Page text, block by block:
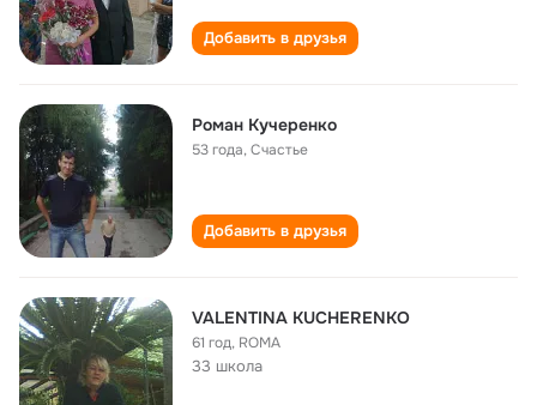
Добавить в друзья
Роман Кучеренко
53 года,Счастье
Добавить в друзья
VALENTINA KUCHERENKO
61 год, ROMA
33 школа